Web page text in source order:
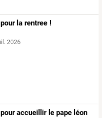
la rentree !
2026
accueillir le pape léon